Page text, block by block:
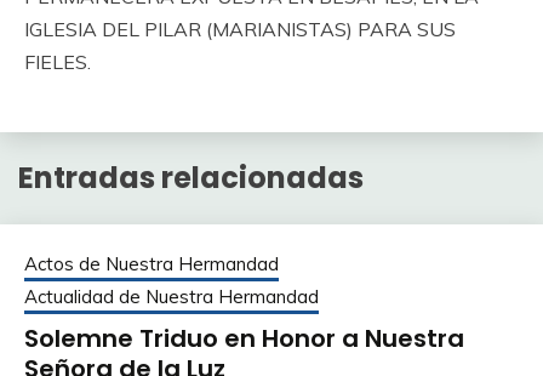
IGLESIA DEL PILAR (MARIANISTAS) PARA SUS
FIELES.
Entradas relacionadas
Actos de Nuestra Hermandad
Actualidad de Nuestra Hermandad
Solemne Triduo en Honor a Nuestra
Señora de la Luz